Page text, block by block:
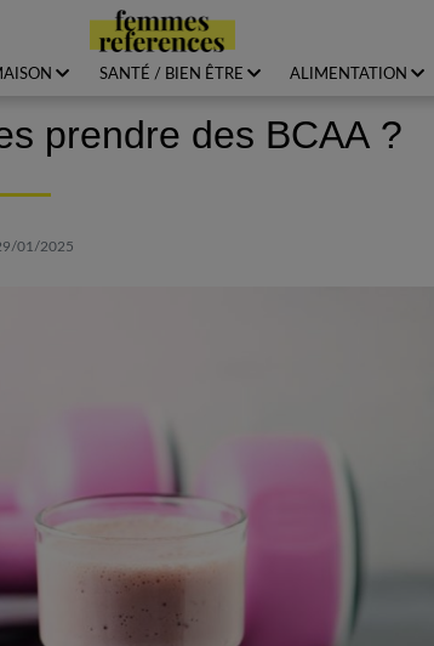
SANTÉ / BIEN ÊTRE ALIMENTATION
prendre des BCAA ?
01/2025